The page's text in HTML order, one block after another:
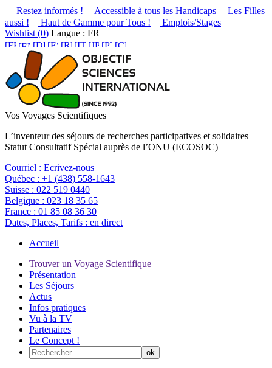
Restez informés ! Accessible à tous les Handicaps
Les Filles
aussi !
Haut de Gamme pour Tous !
Emplois/Stages
Wishlist (0) Langue : FR
Vos Voyages Scientifiques
L’inventeur des séjours de recherches participatives et solidaires
Statut Consultatif Spécial auprès de l’ONU (ECOSOC)
Courriel : Ecrivez-nous
Québec : +1 (438) 558-1643
Suisse : 022 519 0440
Belgique : 023 18 35 65
France : 01 85 08 36 30
Dates, Places, Tarifs : en direct
Accueil
Trouver un Voyage Scientifique
Présentation
Les Séjours
Actus
Infos pratiques
Vu à la TV
Partenaires
Le Concept !